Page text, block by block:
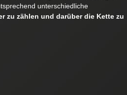
unterschiedliche
zu zählen und darüber die Kette zu